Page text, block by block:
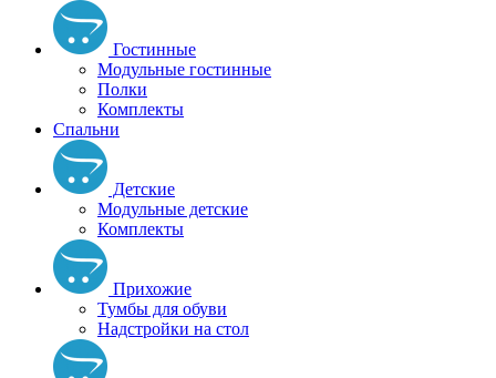
Гостинные
Модульные гостинные
Полки
Комплекты
Спальни
Детские
Модульные детские
Комплекты
Прихожие
Тумбы для обуви
Надстройки на стол